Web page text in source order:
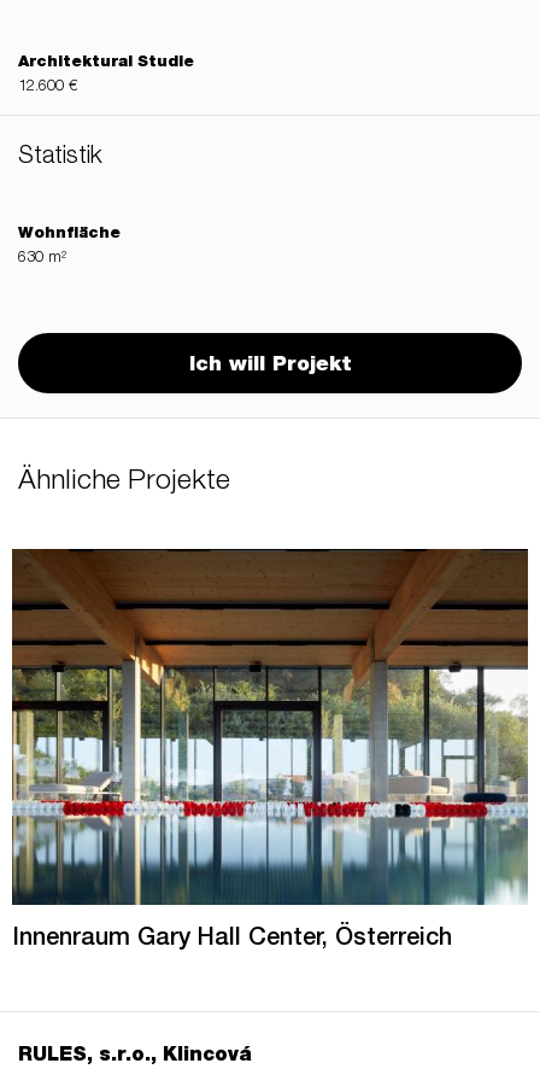
Architektural Studie
12.600 €
Statistik
Wohnfläche
630 m²
Ich will Projekt
Ähnliche Projekte
Innenraum Gary Hall Center, Österreich
RULES, s.r.o., Klincová